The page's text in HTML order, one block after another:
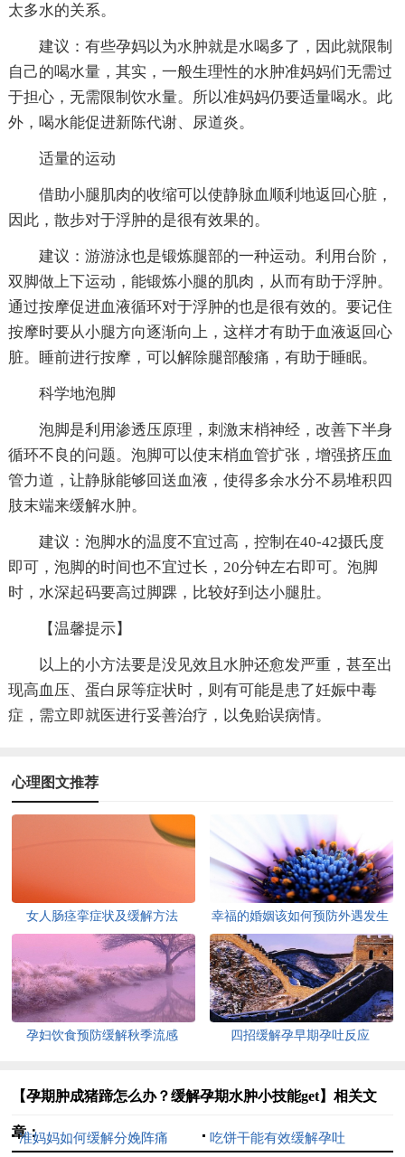
太多水的关系。
建议：有些孕妈以为水肿就是水喝多了，因此就限制
自己的喝水量，其实，一般生理性的水肿准妈妈们无需过
于担心，无需限制饮水量。所以准妈妈仍要适量喝水。此
外，喝水能促进新陈代谢、尿道炎。
适量的运动
借助小腿肌肉的收缩可以使静脉血顺利地返回心脏，
因此，散步对于浮肿的是很有效果的。
建议：游游泳也是锻炼腿部的一种运动。利用台阶，
双脚做上下运动，能锻炼小腿的肌肉，从而有助于浮肿。
通过按摩促进血液循环对于浮肿的也是很有效的。要记住
按摩时要从小腿方向逐渐向上，这样才有助于血液返回心
脏。睡前进行按摩，可以解除腿部酸痛，有助于睡眠。
科学地泡脚
泡脚是利用渗透压原理，刺激末梢神经，改善下半身
循环不良的问题。泡脚可以使末梢血管扩张，增强挤压血
管力道，让静脉能够回送血液，使得多余水分不易堆积四
肢末端来缓解水肿。
建议：泡脚水的温度不宜过高，控制在40-42摄氏度
即可，泡脚的时间也不宜过长，20分钟左右即可。泡脚
时，水深起码要高过脚踝，比较好到达小腿肚。
【温馨提示】
以上的小方法要是没见效且水肿还愈发严重，甚至出
现高血压、蛋白尿等症状时，则有可能是患了妊娠中毒
症，需立即就医进行妥善治疗，以免贻误病情。
心理图文推荐
女人肠痉挛症状及缓解方法 幸福的婚姻该如何预防外遇发生
孕妇饮食预防缓解秋季流感 四招缓解孕早期孕吐反应
【孕期肿成猪蹄怎么办？缓解孕期水肿小技能get】相关文
章：
准妈妈如何缓解分娩阵痛 吃饼干能有效缓解孕吐